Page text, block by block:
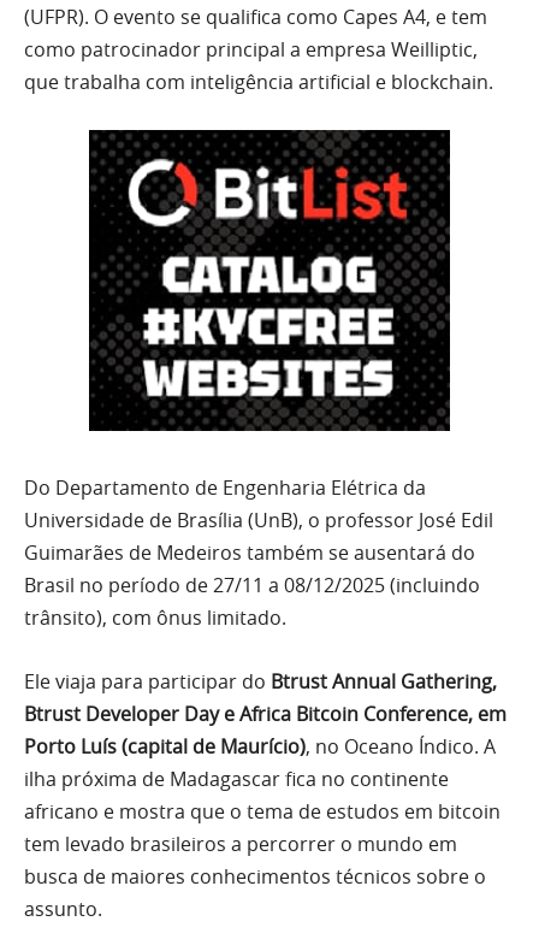
(UFPR). O evento se qualifica como Capes A4, e tem
como patrocinador principal a empresa Weilliptic,
que trabalha com inteligência artificial e blockchain.
Do Departamento de Engenharia Elétrica da
Universidade de Brasília (UnB), o professor José Edil
Guimarães de Medeiros também se ausentará do
Brasil no período de 27/11 a 08/12/2025 (incluindo
trânsito), com ônus limitado.
Ele viaja para participar do Btrust Annual Gathering,
Btrust Developer Day e Africa Bitcoin Conference, em
Porto Luís (capital de Maurício), no Oceano Índico. A
ilha próxima de Madagascar fica no continente
africano e mostra que o tema de estudos em bitcoin
tem levado brasileiros a percorrer o mundo em
busca de maiores conhecimentos técnicos sobre o
assunto.